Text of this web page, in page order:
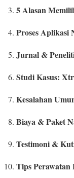
5 Alasan
Proses Aplikasi
Jurnal &
Studi Kasus:
Kesalahan
Biaya & Paket
Testimoni &
Tips Perawatan